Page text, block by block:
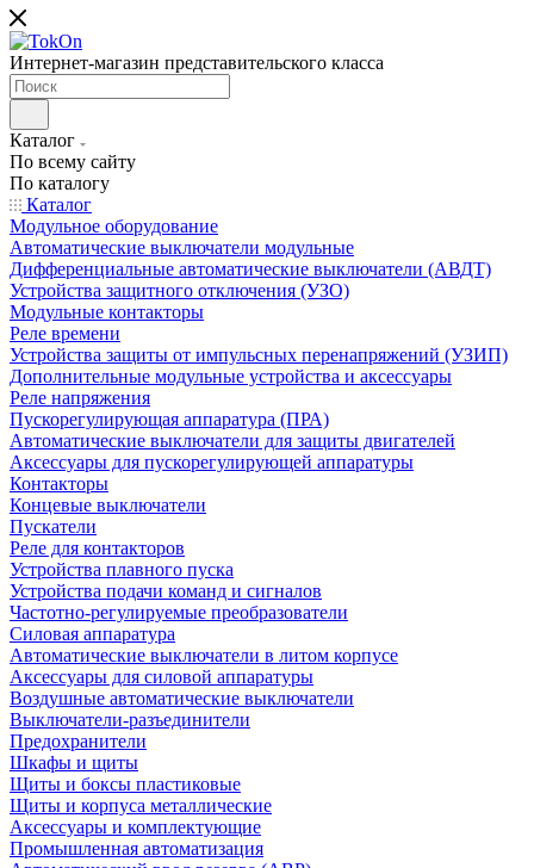
Интернет-магазин представительского класса
Каталог
По всему сайту
По каталогу
Каталог
Модульное оборудование
Автоматические выключатели модульные
Дифференциальные автоматические выключатели (АВДТ)
Устройства защитного отключения (УЗО)
Модульные контакторы
Реле времени
Устройства защиты от импульсных перенапряжений (УЗИП)
Дополнительные модульные устройства и аксессуары
Реле напряжения
Пускорегулирующая аппаратура (ПРА)
Автоматические выключатели для защиты двигателей
Аксессуары для пускорегулирующей аппаратуры
Контакторы
Концевые выключатели
Пускатели
Реле для контакторов
Устройства плавного пуска
Устройства подачи команд и сигналов
Частотно-регулируемые преобразователи
Силовая аппаратура
Автоматические выключатели в литом корпусе
Аксессуары для силовой аппаратуры
Воздушные автоматические выключатели
Выключатели-разъединители
Предохранители
Шкафы и щиты
Щиты и боксы пластиковые
Щиты и корпуса металлические
Аксессуары и комплектующие
Промышленная автоматизация